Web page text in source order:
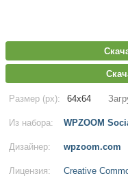
Размер (px): 64x64
Из набора: WPZOOM
Дизайнер: wpzoom.com
Лицензия: Creative